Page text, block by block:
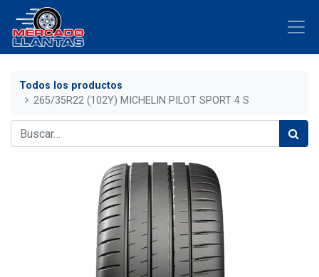
Todos los productos
265/35R22 (102Y) MICHELIN PILOT SPORT 4 S